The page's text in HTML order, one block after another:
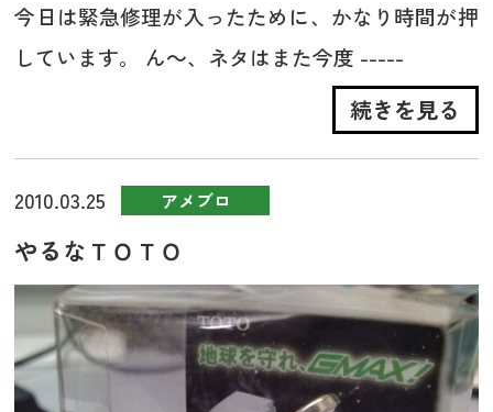
今日は緊急修理が入ったために、かなり時間が押
しています。 ん～、ネタはまた今度 -----
続きを見る
2010.03.25 アメブロ
やるなＴＯＴＯ